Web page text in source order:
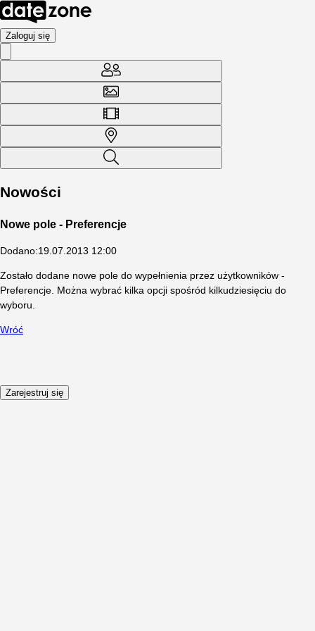
Zaloguj się
Nowości
Nowe pole - Preferencje
Dodano:19.07.2013 12:00
Zostało dodane nowe pole do wypełnienia przez użytkowników -
Preferencje. Można wybrać kilka opcji spośród kilkudziesięciu do
wyboru.
Wróć
Zarejestruj się